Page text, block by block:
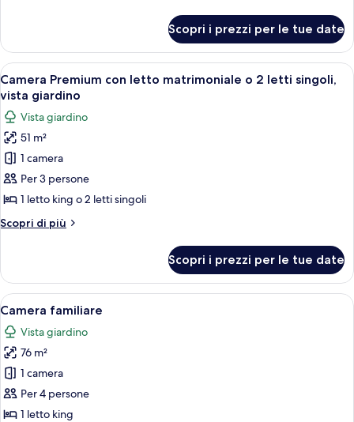
o
2
letti
singoli,
vista
piscina
Superior
con
letto
matrimoniale
2
letti
singoli,
vista
piscina
Scopri i prezzi per le tue date
Apri
tutte
le
foto
per
Camera
Premium
con
letto
matrimoniale
2
letti
singoli,
vista
giardino
Camera d'albergo con un letto
7
Camera Premium con letto matrimoniale o 2 letti singoli,
vista giardino
Vista giardino
51 m²
1 camera
Per 3 persone
1 letto king o 2 letti singoli
Scopri di più
Altri
Premium
con
letto
matrimoniale
o
2
letti
singoli,
vista
giardino
Scopri i prezzi per le tue date
Apri
tutte
le
foto
per
Camera
familiare
Camera d'albergo con balcone,
5
Camera familiare
Vista giardino
76 m²
1 camera
Per 4 persone
1 letto king